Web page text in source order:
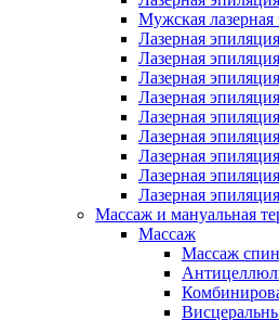
Мужская лазерная
Лазерная
Лазерная
Лазерная
Лазерная
Лазерная
Лазерная
Лазерная
Лазерная
Лазерная
Массаж и мануальная
Массаж
Массаж